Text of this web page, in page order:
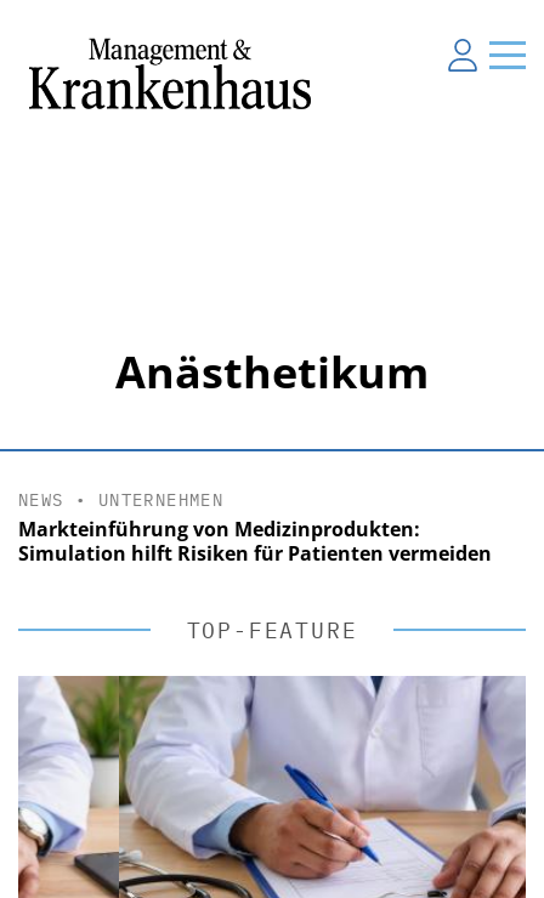
Anästhetikum
NEWS • UNTERNEHMEN
Markteinführung von Medizinprodukten:
Simulation hilft Risiken für Patienten vermeiden
TOP-FEATURE